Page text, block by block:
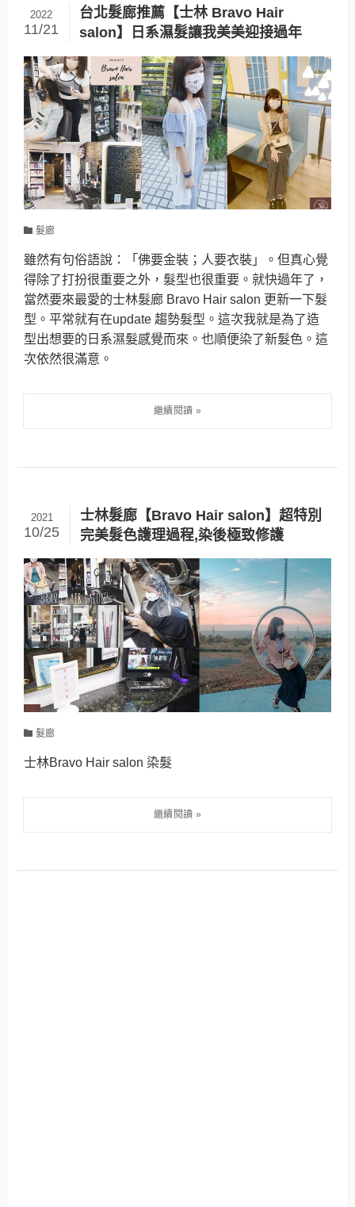
台北髮廊推薦【士林 Bravo Hair
salon】日系濕髮讓我美美迎接過年
2022
11/21
髮廊
雖然有句俗語說：「佛要金裝；人要衣裝」。但真心覺
得除了打扮很重要之外，髮型也很重要。就快過年了，
當然要來最愛的士林髮廊 Bravo Hair salon 更新一下髮
型。平常就有在update 趨勢髮型。這次我就是為了造
型出想要的日系濕髮感覺而來。也順便染了新髮色。這
次依然很滿意。
士林髮廊【Bravo Hair salon】超特別
完美髮色護理過程,染後極致修護
2021
10/25
髮廊
士林Bravo Hair salon 染髮